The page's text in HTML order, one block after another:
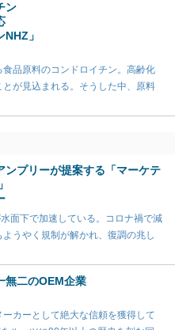
ン
NHZ」
品原料のコンドロイチン。高齢化
が見込まれる。そうした中、原料
ンプリーが提案する「マーケテ
面下で加速している。コロナ禍で減
うやく規制が解かれ、復調の兆し
無二のOEM企業
カーとして絶大な信頼を獲得して